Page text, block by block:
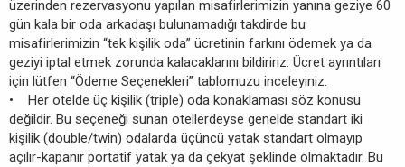
üzerinden rezervasyonu yapılan misafirlerimizin yanına geziye 60
gün kala bir oda arkadaşı bulunamadığı takdirde bu
misafirlerimizin “tek kişilik oda” ücretinin farkını ödemek ya da
geziyi iptal etmek zorunda kalacaklarını bildiririz. Ücret ayrıntıları
için lütfen “Ödeme Seçenekleri” tablomuzu inceleyiniz.
• Her otelde üç kişilik (triple) oda konaklaması söz konusu
değildir. Bu seçeneği sunan otellerdeyse genelde standart iki
kişilik (double/twin) odalarda üçüncü yatak standart olmayıp
açılır-kapanır portatif yatak ya da çekyat şeklinde olmaktadır. Bu